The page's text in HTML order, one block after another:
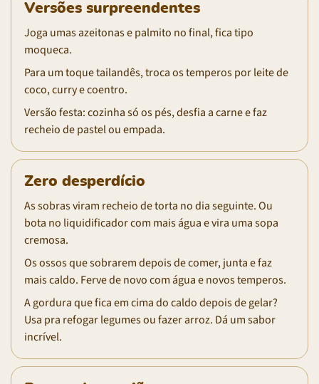
Versões surpreendentes
Joga umas azeitonas e palmito no final, fica tipo
moqueca.
Para um toque tailandês, troca os temperos por leite de
coco, curry e coentro.
Versão festa: cozinha só os pés, desfia a carne e faz
recheio de pastel ou empada.
Zero desperdício
As sobras viram recheio de torta no dia seguinte. Ou
bota no liquidificador com mais água e vira uma sopa
cremosa.
Os ossos que sobrarem depois de comer, junta e faz
mais caldo. Ferve de novo com água e novos temperos.
A gordura que fica em cima do caldo depois de gelar?
Usa pra refogar legumes ou fazer arroz. Dá um sabor
incrível.